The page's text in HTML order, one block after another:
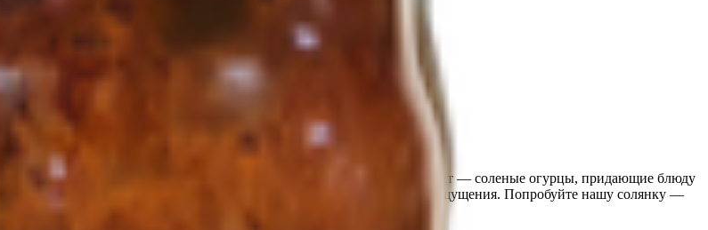
лук и пикантные специи, создавая гармоничный вкус. Особый акцент — соленые огурцы, придающие блюду
тех, кто ценит натуральные ингредиенты и насыщенные вкусовые ощущения. Попробуйте нашу солянку —